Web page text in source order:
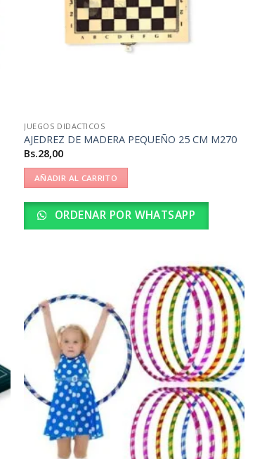
JUEGOS DIDACTICOS
AJEDREZ DE MADERA PEQUEÑO 25 CM M270
Bs.28,00
AÑADIR AL CARRITO
ORDENAR POR WHATSAPP